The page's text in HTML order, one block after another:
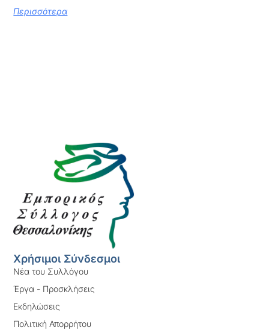
Περισσότερα
Χρήσιμοι Σύνδεσμοι
Νέα του Συλλόγου
Έργα - Προσκλήσεις
Εκδηλώσεις
Πολιτική Απορρήτου